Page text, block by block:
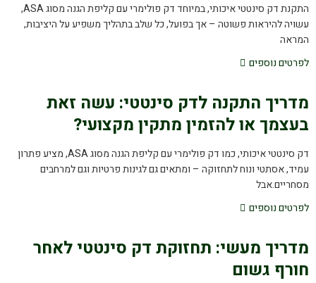
התקנת דק סינטטי איכותי, במיוחד דק פולימרי עם קליפת הגנה מסוג ASA,
עשויה להיראות פשוטה – אך בפועל, כל שלב בתהליך משפיע על היציבות,
המראה
לפרטים נוספים
מדריך התקנה לדק סינטטי: עשה זאת
בעצמך או להזמין מתקין מקצועי?
דק סינטטי איכותי, כמו דק פולימרי עם קליפת הגנה מסוג ASA, מציע פתרון
עמיד, אסתטי ונוח לתחזוקה – ומתאים גם לגינות פרטיות וגם למרחבים
מסחריים.אבל
לפרטים נוספים
מדריך מעשי: תחזוקת דק סינטטי לאחר
חורף גשום